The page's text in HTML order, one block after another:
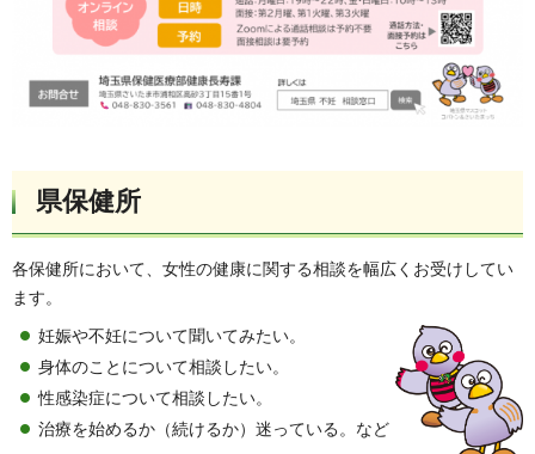
県保健所
各保健所において、女性の健康に関する相談を幅広くお受けしてい
ます。
妊娠や不妊について聞いてみたい。
身体のことについて相談したい。
性感染症について相談したい。
治療を始めるか（続けるか）迷っている。など